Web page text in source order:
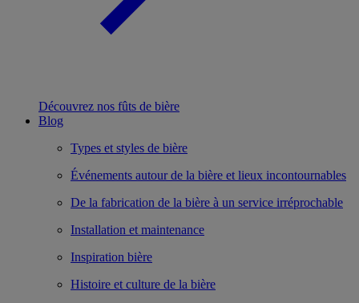
Découvrez nos fûts de bière
Blog
Types et styles de bière
Événements autour de la bière et lieux incontournables
De la fabrication de la bière à un service irréprochable
Installation et maintenance
Inspiration bière
Histoire et culture de la bière